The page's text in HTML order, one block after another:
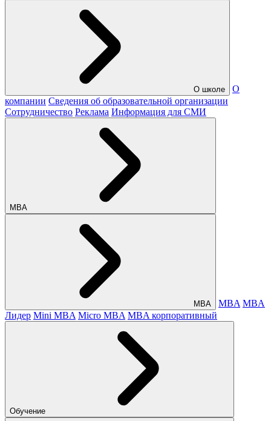
О школе
О
компании Сведения об образовательной организации
Сотрудничество Реклама Информация для СМИ
МВА
МВА MBA MBA
Лидер Mini MBA Micro MBA MBA корпоративный
Обучение